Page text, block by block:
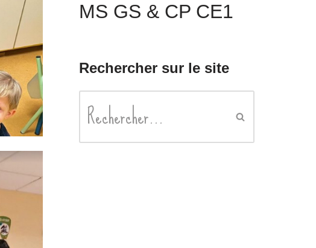
MS GS & CP CE1
Rechercher sur le site